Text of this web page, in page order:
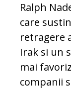
Ralph
care
retragere
Irak si un
mai
companii